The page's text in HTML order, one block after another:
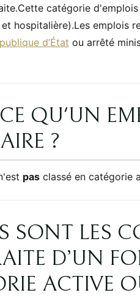
catégorie
hospitalière).Les emplois
d’État ou arrêté
QU'UN
?
pasclassé en catégorie
SONT LES
D’UN
ACTIVE